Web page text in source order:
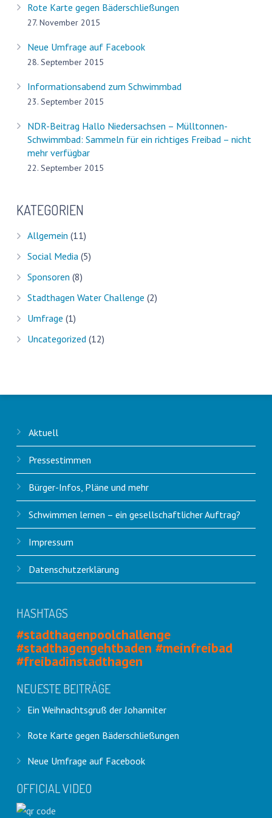
Rote Karte gegen Bäderschließungen
27. November 2015
Neue Umfrage auf Facebook
28. September 2015
Informationsabend zum Schwimmbad
23. September 2015
NDR-Beitrag Hallo Niedersachsen – Mülltonnen-
Schwimmbad: Sammeln für ein richtiges Freibad – nicht
mehr verfügbar
22. September 2015
KATEGORIEN
Allgemein (11)
Social Media (5)
Sponsoren (8)
Stadthagen Water Challenge (2)
Umfrage (1)
Uncategorized (12)
Aktuell
Pressestimmen
Bürger-Infos, Pläne und mehr
Schwimmen lernen – ein gesellschaftlicher Auftrag?
Impressum
Datenschutzerklärung
HASHTAGS
#stadthagenpoolchallenge
#stadthagengehtbaden #meinfreibad
#freibadinstadthagen
NEUESTE BEITRÄGE
Ein Weihnachtsgruß der Johanniter
Rote Karte gegen Bäderschließungen
Neue Umfrage auf Facebook
OFFICIAL VIDEO